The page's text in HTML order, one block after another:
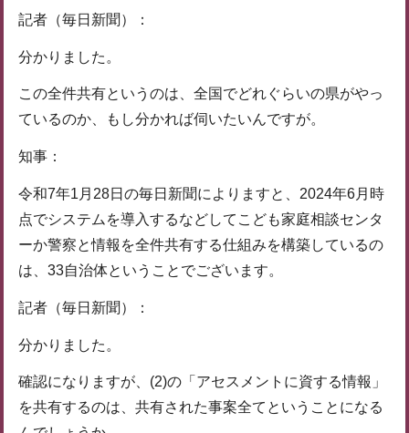
記者（毎日新聞）：
分かりました。
この全件共有というのは、全国でどれぐらいの県がやっ
ているのか、もし分かれば伺いたいんですが。
知事：
令和7年1月28日の毎日新聞によりますと、2024年6月時
点でシステムを導入するなどしてこども家庭相談センタ
ーか警察と情報を全件共有する仕組みを構築しているの
は、33自治体ということでございます。
記者（毎日新聞）：
分かりました。
確認になりますが、(2)の「アセスメントに資する情報」
を共有するのは、共有された事案全てということになる